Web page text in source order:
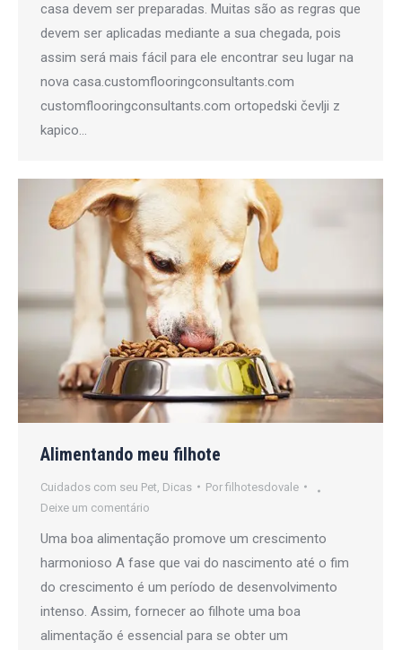
casa devem ser preparadas. Muitas são as regras que
devem ser aplicadas mediante a sua chegada, pois
assim será mais fácil para ele encontrar seu lugar na
nova casa.customflooringconsultants.com
customflooringconsultants.com ortopedski čevlji z
kapico…
Alimentando meu filhote
Cuidados com seu Pet Dicas Por filhotesdovale
Deixe um comentário
Uma boa alimentação promove um crescimento
harmonioso A fase que vai do nascimento até o fim
do crescimento é um período de desenvolvimento
intenso. Assim, fornecer ao filhote uma boa
alimentação é essencial para se obter um